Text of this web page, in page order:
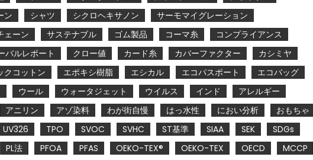
ン シャツ シクロヘキサノン
サーモマイグレーション
ェーン サステナブル ゴム製品 コーマ糸
コンプライアンス
バルレポート クロー値 カード糸 カバーファクター
カシミヤ
クコットン エポキシ樹脂 エシカル エコパスポート
エコバッグ
ウール ウォータジェット ウイルス インド
アレルギー
アニリン アゾ染料 わが街自慢 はっ水性 におい分析
おもちゃ
UV326 TPO SVOC SVHC ST基準 SIAA SEK
SDGs
PL法 PFOA PFAS OEKO-TEX® OEKO-TEX OECD
MCCP